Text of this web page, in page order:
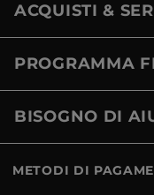
ACQUISTI &
PROGRAMMA
BISOGNO DI
METODI DI